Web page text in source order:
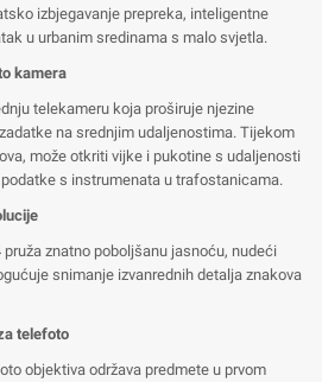
izbjegavanje prepreka, inteligentne
u urbanim sredinama s malo svjetla.
kamera
telekameru koja proširuje njezine
na srednjim udaljenostima. Tijekom
može otkriti vijke i pukotine s udaljenosti
s instrumenata u trafostanicama.
znatno poboljšanu jasnoću, nudeći
snimanje izvanrednih detalja znakova
telefoto
objektiva održava predmete u prvom